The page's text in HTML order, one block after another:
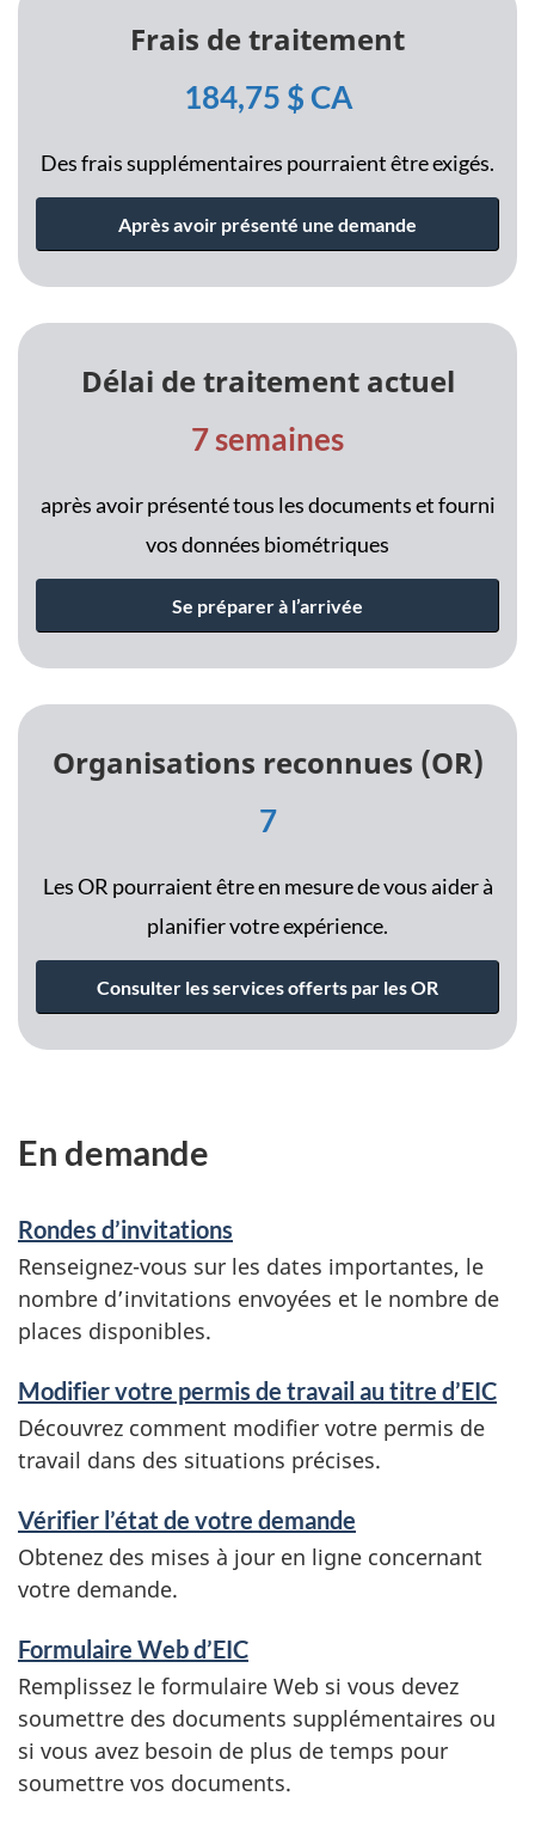
Frais detraitement
184,75 $CA
Des frais supplémentaires pourraient être exigés.
Après avoir présenté une demande
Délai de traitement actuel
7 semaines
après avoir présenté tous les documents et fourni
vos données biométriques
Se préparer à l’arrivée
Organisations reconnues (OR)
7
Les OR pourraient être en mesure de vous aider à
planifier votre expérience.
Consulter les services offerts par les OR
S
r
v
i
e
s
t
r
n
s
e
i
En demande
Rondes d’invitations
Renseignez-vous sur les dates importantes, le
nombre d’invitations envoyées et le nombre de
places disponibles.
Modifier votre permis de travail au titre d’EIC
Découvrez comment modifier votre permis de
travail dans des situations précises.
Vérifier l’état de votre demande
Obtenez des mises à jour en ligne concernant
votre demande.
Formulaire Web d’EIC
Remplissez le formulaire Web si vous devez
soumettre des documents supplémentaires ou
si vous avez besoin de plus de temps pour
soumettre vos documents.